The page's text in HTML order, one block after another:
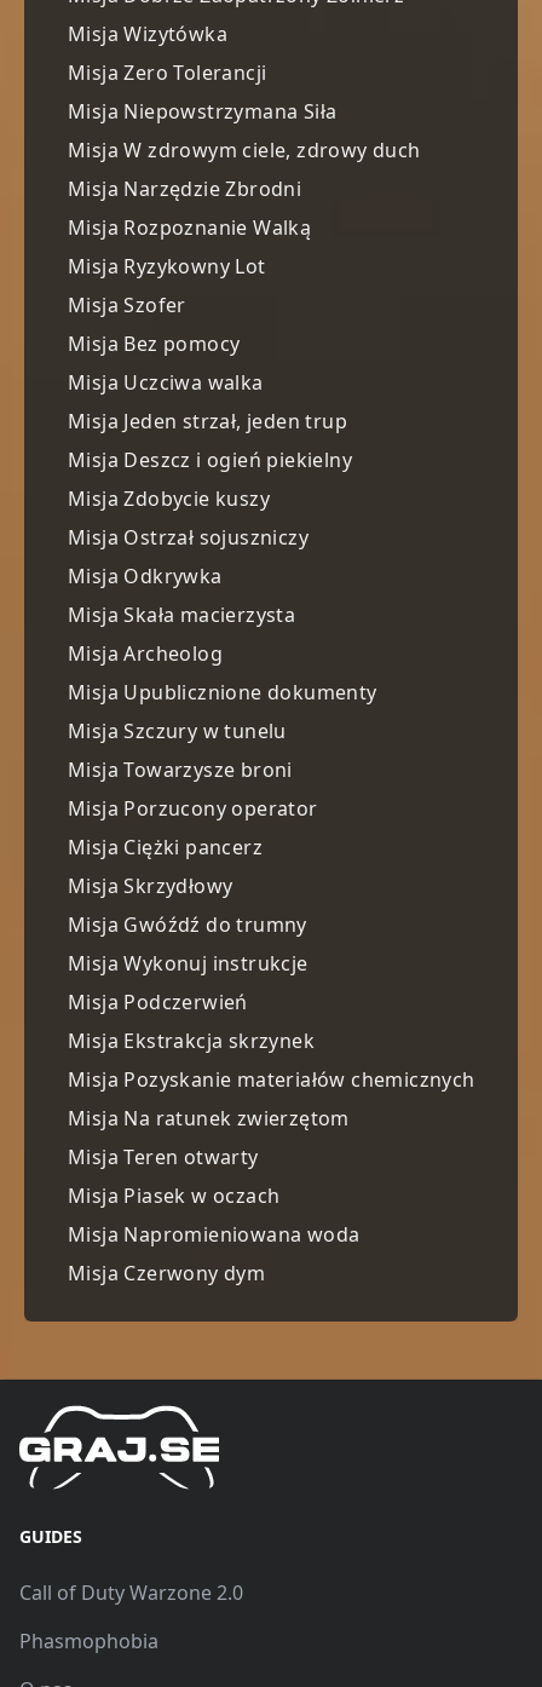
Misja Wizytówka
Misja Zero Tolerancji
Misja Niepowstrzymana Siła
Misja W zdrowym ciele, zdrowy duch
Misja Narzędzie Zbrodni
Misja Rozpoznanie Walką
Misja Ryzykowny Lot
Misja Szofer
Misja Bez pomocy
Misja Uczciwa walka
Misja Jeden strzał, jeden trup
Misja Deszcz i ogień piekielny
Misja Zdobycie kuszy
Misja Ostrzał sojuszniczy
Misja Odkrywka
Misja Skała macierzysta
Misja Archeolog
Misja Upublicznione dokumenty
Misja Szczury w tunelu
Misja Towarzysze broni
Misja Porzucony operator
Misja Ciężki pancerz
Misja Skrzydłowy
Misja Gwóźdź do trumny
Misja Wykonuj instrukcje
Misja Podczerwień
Misja Ekstrakcja skrzynek
Misja Pozyskanie materiałów chemicznych
Misja Na ratunek zwierzętom
Misja Teren otwarty
Misja Piasek w oczach
Misja Napromieniowana woda
Misja Czerwony dym
GUIDES
Call of Duty Warzone 2.0
Phasmophobia